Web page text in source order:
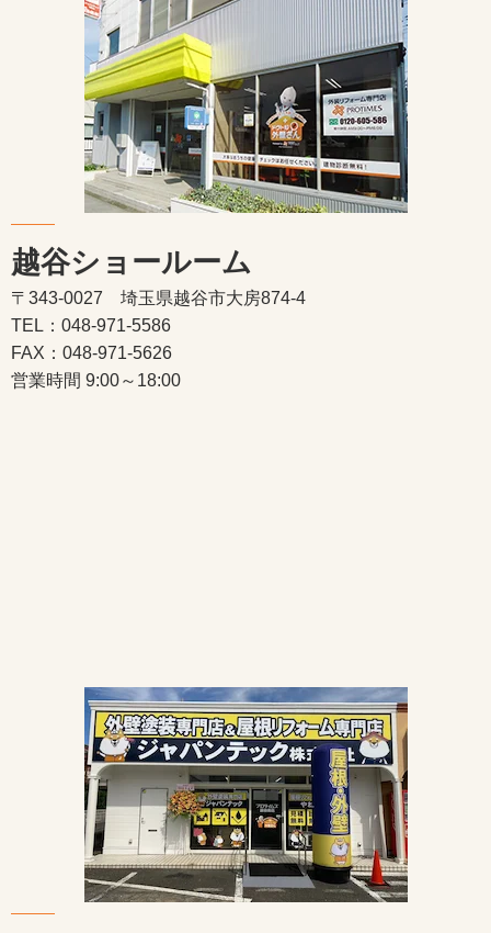
越谷ショールーム
〒343-0027 埼玉県越谷市大房874-4
TEL：048-971-5586
FAX：048-971-5626
営業時間 9:00～18:00